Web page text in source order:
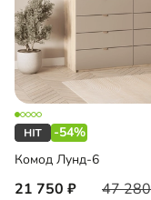
-54%
Комод Лунд-6
21 750 47